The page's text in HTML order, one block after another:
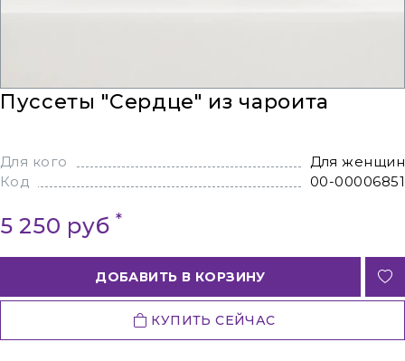
Пуссеты "Сердце" из чароита
Для кого
Для женщин
Код
00-00006851
5 250 руб*
ДОБАВИТЬ В КОРЗИНУ
КУПИТЬ СЕЙЧАС